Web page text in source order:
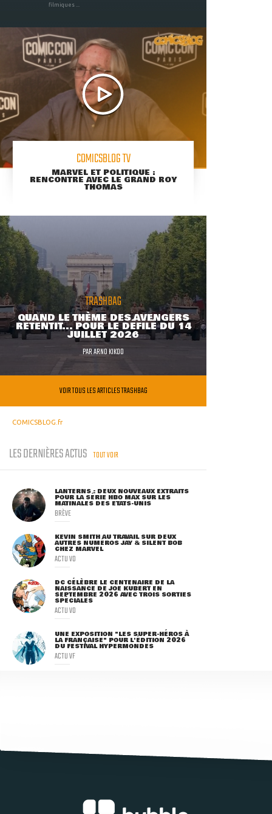
filmiques ...
COMICSBLOG TV
MARVEL ET POLITIQUE :
RENCONTRE AVEC LE GRAND ROY
THOMAS
TRASHBAG
QUAND LE THÈME DES AVENGERS
RETENTIT... POUR LE DÉFILÉ DU 14
JUILLET 2026
PARARNO KIKOO
VOIR TOUS LES ARTICLES TRASHBAG
COMICSBLOG.fr
LES DERNIÈRES ACTUS TOUT VOIR
LANTERNS : DEUX NOUVEAUX EXTRAITS
POUR LA SÉRIE HBO MAX SUR LES
MATINALES DES ETATS-UNIS
BRÈVE
KEVIN SMITH AU TRAVAIL SUR DEUX
AUTRES NUMÉROS JAY & SILENT BOB
CHEZ MARVEL
ACTU VO
DC CÉLÈBRE LE CENTENAIRE DE LA
NAISSANCE DE JOE KUBERT EN
SEPTEMBRE 2026 AVEC TROIS SORTIES
SPÉCIALES
ACTU VO
UNE EXPOSITION "LES SUPER-HÉROS À
LA FRANÇAISE" POUR L'ÉDITION 2026
DU FESTIVAL HYPERMONDES
ACTU VF